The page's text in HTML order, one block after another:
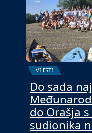
VIJESTI
Do sada
do Orašja
sudionika